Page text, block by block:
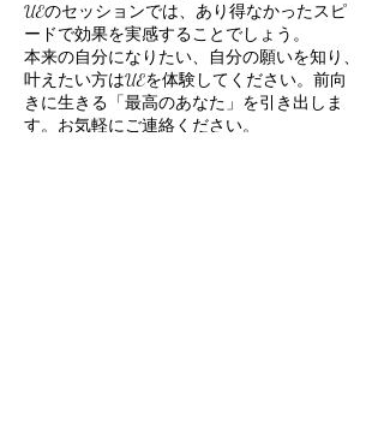
UEのセッションでは、あり得なかったスピ
ードで効果を実感することでしょう。
本来の自分になりたい、自分の願いを知り、
叶えたい方はUEを体験してください。前向
きに生きる「最高のあなた」を引き出しま
す。お気軽にご連絡ください。